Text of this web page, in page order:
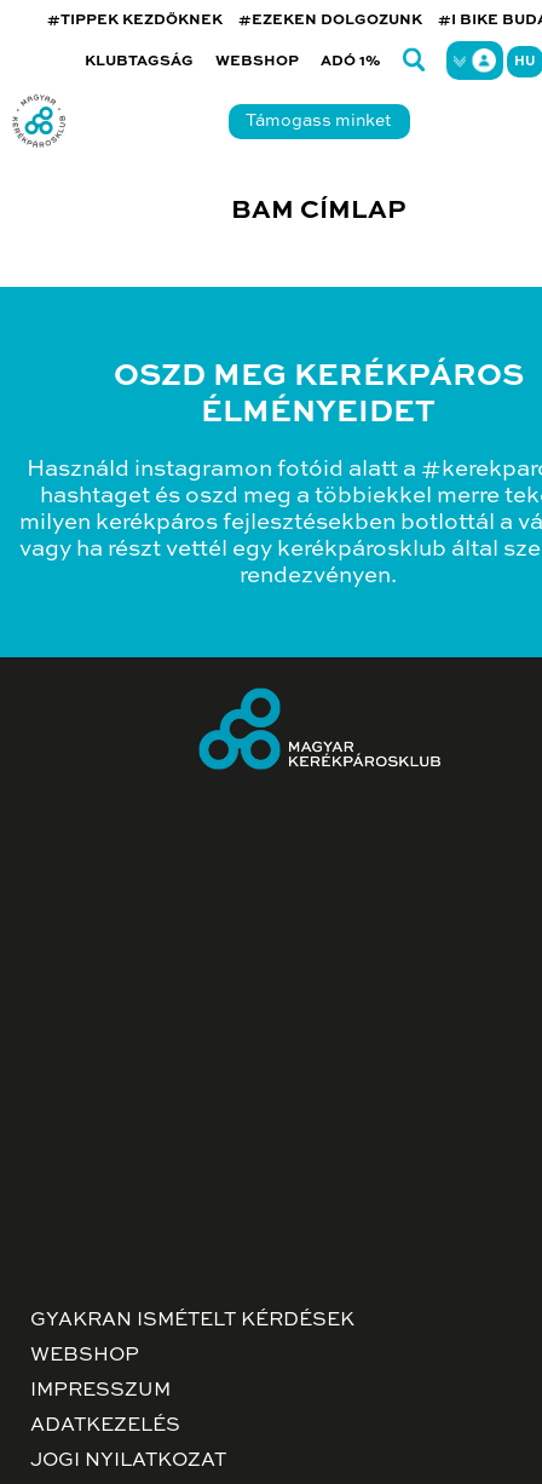
#TIPPEK KEZDŐKNEK #EZEKEN DOLGOZUNK #I BIKE
KLUBTAGSÁG WEBSHOP ADÓ 1% HU
Támogass minket
BAM CÍMLAP
OSZD MEG KERÉKPÁROS
ÉLMÉNYEIDET
Használd instagramon fotóid alatt a
hashtaget és oszd meg a többiekkel merre
milyen kerékpáros fejlesztésekben botlottál a
vagy ha részt vettél egy kerékpárosklub által
rendezvényen.
GYAKRAN ISMÉTELT KÉRDÉSEK
WEBSHOP
IMPRESSZUM
ADATKEZELÉS
JOGI NYILATKOZAT